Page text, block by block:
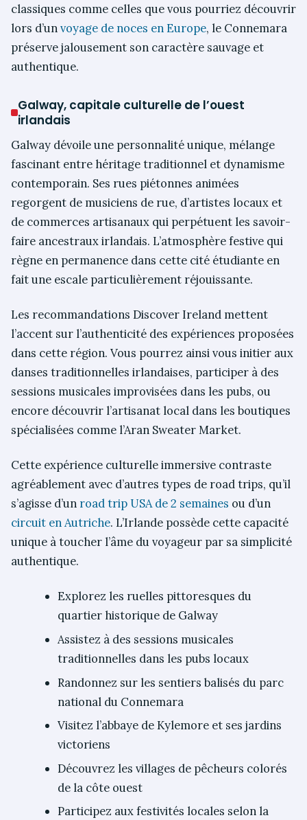
classiques comme celles que vous pourriez découvrir
lors d’unvoyage de noces en Europe, le Connemara
préserve jalousement son caractère sauvage et
authentique.
Galway, capitale culturelle de l’ouest
irlandais
Galway dévoile une personnalité unique, mélange
fascinant entre héritage traditionnel et dynamisme
contemporain. Ses rues piétonnes animées
regorgent de musiciens de rue, d’artistes locaux et
de commerces artisanaux qui perpétuent les savoir-
faire ancestraux irlandais. L’atmosphère festive qui
règne en permanence dans cette cité étudiante en
fait une escale particulièrement réjouissante.
Les recommandations Discover Ireland mettent
l’accent sur l’authenticité des expériences proposées
dans cette région. Vous pourrez ainsi vous initier aux
danses traditionnelles irlandaises, participer à des
sessions musicales improvisées dans les pubs, ou
encore découvrir l’artisanat local dans les boutiques
spécialisées comme l’Aran Sweater Market.
Cette expérience culturelle immersive contraste
agréablement avec d’autres types de road trips, qu’il
s’agisse d’un road trip USA de 2 semaines ou d’un
circuit en Autriche. L’Irlande possède cette capacité
unique à toucher l’âme du voyageur par sa simplicité
authentique.
Explorez les ruelles pittoresques du
quartier historique de Galway
Assistez à des sessions musicales
traditionnelles dans les pubs locaux
Randonnez sur les sentiers balisés du parc
national du Connemara
Visitez l’abbaye de Kylemore et ses jardins
victoriens
Découvrez les villages de pêcheurs colorés
de la côte ouest
Participez aux festivités locales selon la